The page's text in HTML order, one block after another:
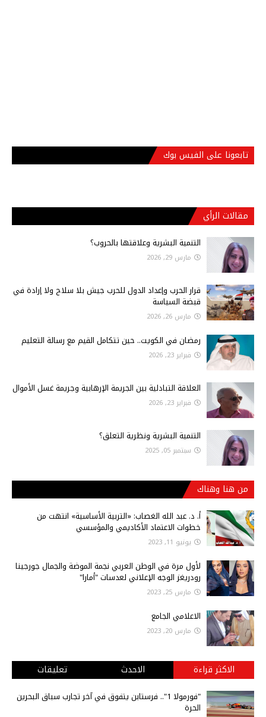
تابعونا على الفيس بوك
مقالات الرأي
التنمية البشرية وعلاقتها بالحروب؟
مارس 29, 2026
قرار الحرب وإعداد الدول للحرب جيش بلا سلاح ولا إرادة في
قبضة السياسة
مارس 26, 2026
رمضان في الكويت.. حين تتكامل القيم مع رسالة التعليم
فبراير 23, 2026
العلاقة التبادلية بين الجريمة الإرهابية وجريمة غسل الأموال
فبراير 23, 2026
التنمية البشرية ونظرية التعلق؟
سبتمبر 05, 2025
من هنا وهناك
أ‌. د. عبد الله الغصاب: «التربية الأساسية» انتهت من
خطوات الاعتماد الأكاديمي والمؤسسي
يونيو 11, 2023
لأول مرة في الوطن العربي نجمة الموضة والجمال جورجينا
رودريغز الوجه الإعلاني لعدسات "أمارا"
مارس 25, 2023
الاعلامي الجامع
مارس 20, 2023
الاكثر قراءة الاحدث تعليقات
"فورمولا 1".. فرستابن يتفوق في آخر تجارب سباق البحرين
الحرة